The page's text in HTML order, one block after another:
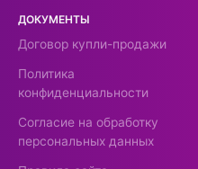
ДОКУМЕНТЫ
Договор купли-продажи
Политика
конфиденциальности
Согласие на обработку
персональных данных